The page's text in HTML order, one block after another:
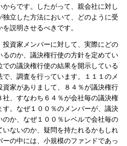
らです。したがって、親会社に対し
立した方法において、どのように受
説明させるべきです。
投資家メンバーに対して、実際にどの
るのか、議決権行使の方針を定めてい
の議決権行使の結果を開示している
、調査を行っています。１１１のメ
資家がありまして、８４％が議決権行
、すなわち６４％が会社毎の議決権
。なぜ１００％のメンバーが、議決
か、なぜ１００％レベルで会社毎の
ないのか、疑問を持たれるかもしれ
ーの中には、小規模のファンドであっ